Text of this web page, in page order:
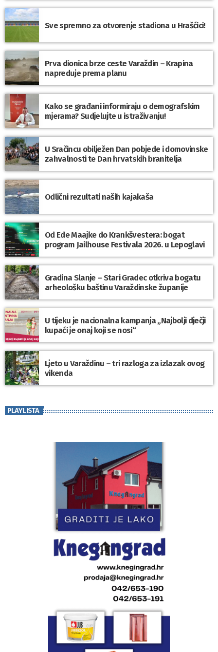
Sve spremno za otvorenje stadiona u Hrašćici!
Prva dionica brze ceste Varaždin – Krapina
napreduje prema planu
Kako se građani informiraju o demografskim
mjerama? Sudjelujte u istraživanju!
U Sračincu obilježen Dan pobjede i domovinske
zahvalnosti te Dan hrvatskih branitelja
Odlični rezultati naših kajakaša
Od Ede Maajke do Krankšvestera: bogat
program Jailhouse Festivala 2026. u Lepoglavi
Gradina Slanje – Stari Gradec otkriva bogatu
arheološku baštinu Varaždinske županije
U tijeku je nacionalna kampanja „Najbolji dječji
kupaći je onaj koji se nosi“
Ljeto u Varaždinu – tri razloga za izlazak ovog
vikenda
PLAYLISTA